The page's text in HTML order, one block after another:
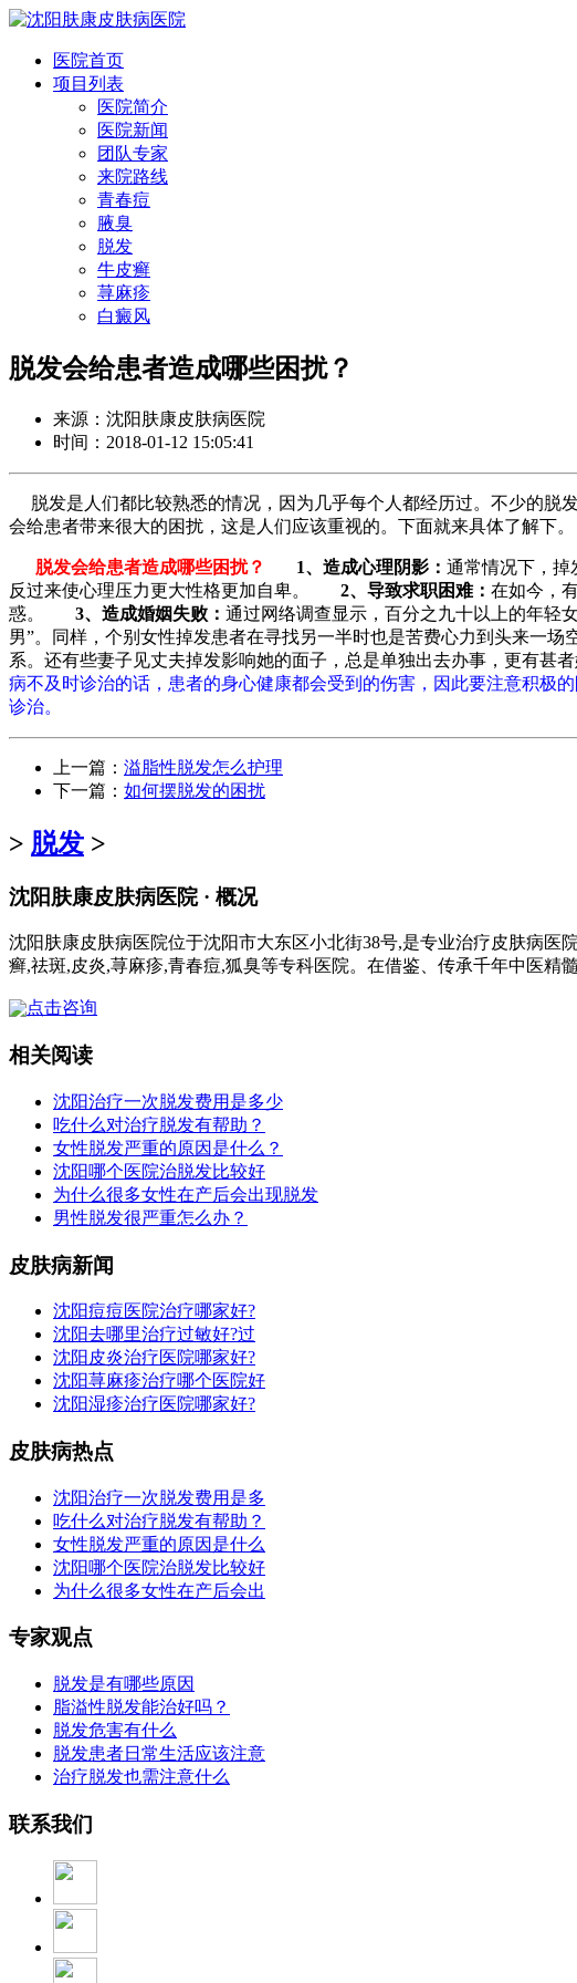
医院首页
项目列表
医院简介
医院新闻
团队专家
来院路线
青春痘
腋臭
脱发
牛皮癣
荨麻疹
白癜风
脱发会给患者造成哪些困扰？
来源：沈阳肤康皮肤病医院
时间：2018-01-12 15:05:41
脱发是人们都比较熟悉的情况，因为几乎每个人都经历过。不少的脱
会给患者带来很大的困扰，这是人们应该重视的。下面就来具体了解下。
脱发会给患者造成哪些困扰？ 1、造成心理阴影： 通常情况下，掉
反过来使心理压力更大性格更加自卑。
2、导致求职困难： 在如今，
惑。
3、造成婚姻失败： 通过网络调查显示，百分之九十以上的年轻
男”。同样，个别女性掉发患者在寻找另一半时也是苦费心力到头来一
系。还有些妻子见丈夫掉发影响她的面子，总是单独出去办事，更有
病不及时诊治的话，患者的身心健康都会受到的伤害，因此要注意积极
诊治。
上一篇： 溢脂性脱发怎么护理
下一篇： 如何摆脱发的困扰
> 脱发 >
沈阳肤康皮肤病医院 · 概况
沈阳肤康皮肤病医院位于沈阳市大东区小北街38号,是专业治疗皮肤病
癣,祛斑,皮炎,荨麻疹,青春痘,狐臭等专科医院。在借鉴、传承千年中医
点击咨询
相关阅读
沈阳治疗一次脱发费用是多少
吃什么对治疗脱发有帮助？
女性脱发严重的原因是什么？
沈阳哪个医院治脱发比较好
为什么很多女性在产后会出现脱发
男性脱发很严重怎么办？
皮肤病新闻
沈阳痘痘医院治疗哪家好?
沈阳去哪里治疗过敏好?过
沈阳皮炎治疗医院哪家好?
沈阳荨麻疹治疗哪个医院好
沈阳湿疹治疗医院哪家好?
皮肤病热点
沈阳治疗一次脱发费用是多
吃什么对治疗脱发有帮助？
女性脱发严重的原因是什么
沈阳哪个医院治脱发比较好
为什么很多女性在产后会出
专家观点
脱发是有哪些原因
脂溢性脱发能治好吗？
脱发危害有什么
脱发患者日常生活应该注意
治疗脱发也需注意什么
联系我们